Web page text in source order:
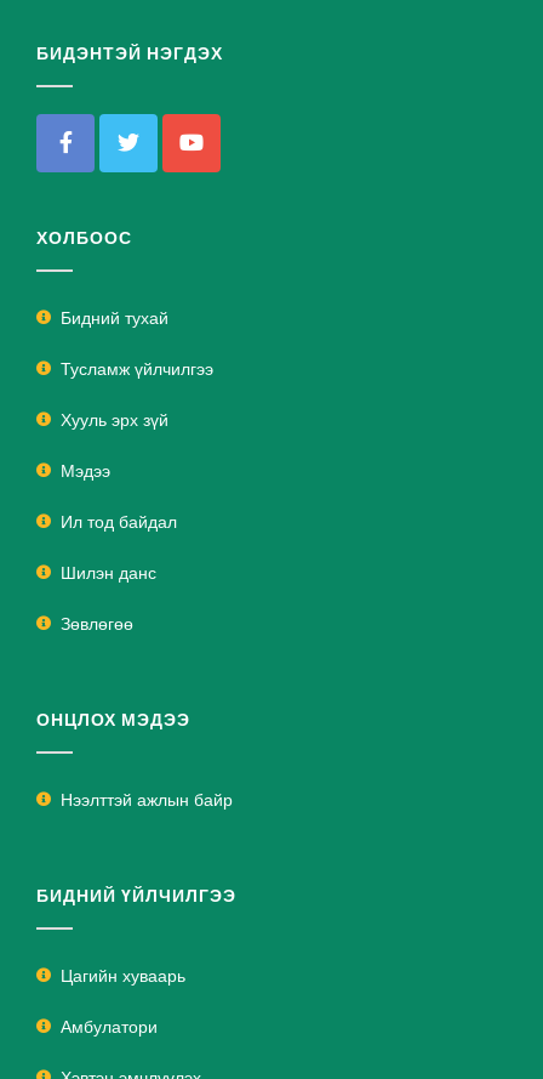
БИДЭНТЭЙ НЭГДЭХ
ХОЛБООС
Бидний тухай
Тусламж үйлчилгээ
Хууль эрх зүй
Мэдээ
Ил тод байдал
Шилэн данс
Зөвлөгөө
ОНЦЛОХ МЭДЭЭ
Нээлттэй ажлын байр
БИДНИЙ ҮЙЛЧИЛГЭЭ
Цагийн хуваарь
Амбулатори